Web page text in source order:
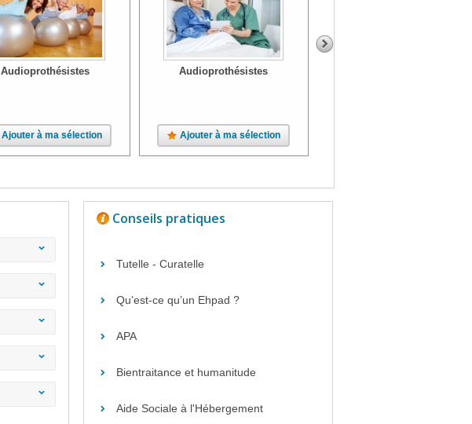
Audioprothésistes
Ajouter à ma sélection
Audioprothésistes
Ajouter à ma sélection
Conseils pratiques
Tutelle - Curatelle
Qu’est-ce qu’un Ehpad ?
APA
Bientraitance et humanitude
Aide Sociale à l'Hébergement